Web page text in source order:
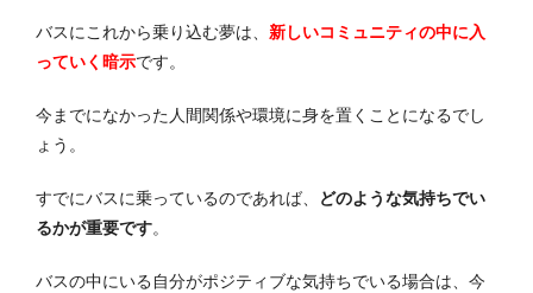
バスにこれから乗り込む夢は、 新しいコミュニティの中に入
っていく暗示です。
今までになかった人間関係や環境に身を置くことになるでし
ょう。
すでにバスに乗っているのであれば、
どのような気持ちでい
るかが重要です。
バスの中にいる自分がポジティブな気持ちでいる場合は、今